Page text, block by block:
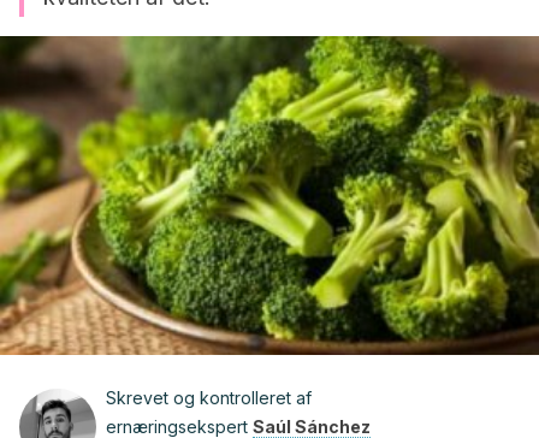
Skrevet og kontrolleret af
ernæringsekspert Saúl Sánchez